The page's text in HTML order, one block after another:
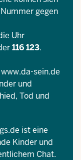
gegen
Uhr
116 123.
www.da-sein.de
und
Tod und
ist eine
Kinder und
Chat.